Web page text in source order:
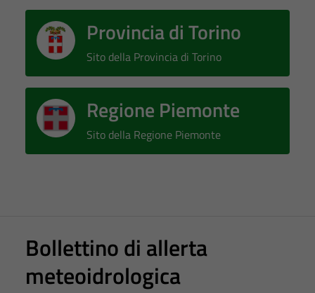
Provincia di Torino
Sito della Provincia di Torino
Regione Piemonte
Sito della Regione Piemonte
Bollettino di allerta
meteoidrologica